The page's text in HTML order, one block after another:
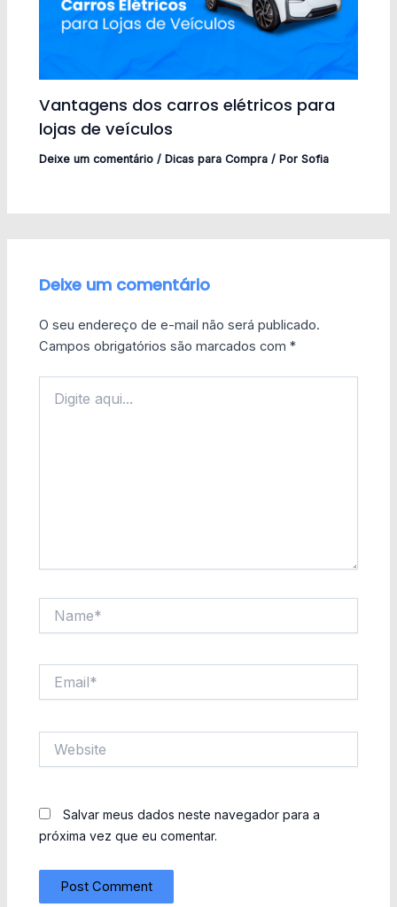
Vantagens dos carros elétricos para
lojas de veículos
Deixe um comentário / Dicas para Compra / PorSofia
Deixe um comentário
O seu endereço de e-mail não será publicado.
Campos obrigatórios são marcados com*
aqui...
Salvar meus dados neste navegador para a
próxima vez que eu comentar.